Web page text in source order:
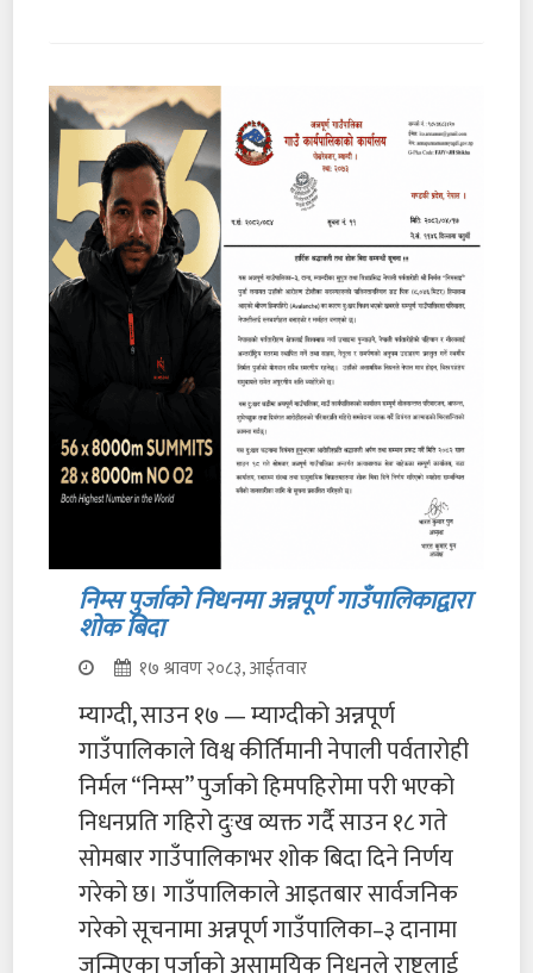
निम्स पुर्जाको निधनमा अन्नपूर्ण गाउँपालिकाद्वारा
शोक बिदा
१७ श्रावण २०८३, आईतवार
म्याग्दी, साउन १७ — म्याग्दीको अन्नपूर्ण
गाउँपालिकाले विश्व कीर्तिमानी नेपाली पर्वतारोही
निर्मल “निम्स” पुर्जाको हिमपहिरोमा परी भएको
निधनप्रति गहिरो दुःख व्यक्त गर्दै साउन १८ गते
सोमबार गाउँपालिकाभर शोक बिदा दिने निर्णय
गरेको छ। गाउँपालिकाले आइतबार सार्वजनिक
गरेको सूचनामा अन्नपूर्ण गाउँपालिका–३ दानामा